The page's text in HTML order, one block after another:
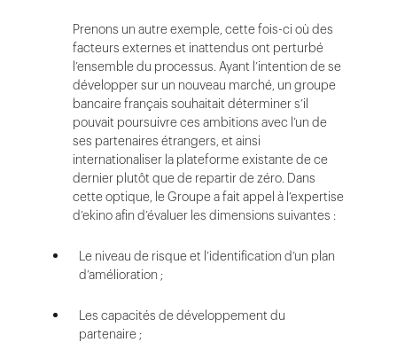
Prenons un autre exemple, cette fois-ci où des
facteurs externes et inattendus ont perturbé
l’ensemble du processus. Ayant l’intention de se
développer sur un nouveau marché, un groupe
bancaire français souhaitait déterminer s’il
pouvait poursuivre ces ambitions avec l’un de
ses partenaires étrangers, et ainsi
internationaliser la plateforme existante de ce
dernier plutôt que de repartir de zéro. Dans
cette optique, le Groupe a fait appel à l’expertise
d’ekino afin d’évaluer les dimensions suivantes :
Le niveau de risque et l’identification d’un plan
d’amélioration ;
Les capacités de développement du
partenaire ;